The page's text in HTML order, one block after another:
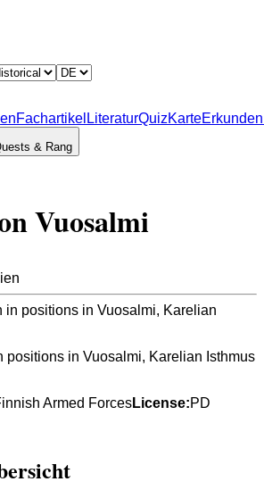
Fachartikel LiteraturQuizKarteErkunden
& Rang
Vuosalmi
positions in Vuosalmi, Karelian Isthmus
Armed ForcesLicense:PD